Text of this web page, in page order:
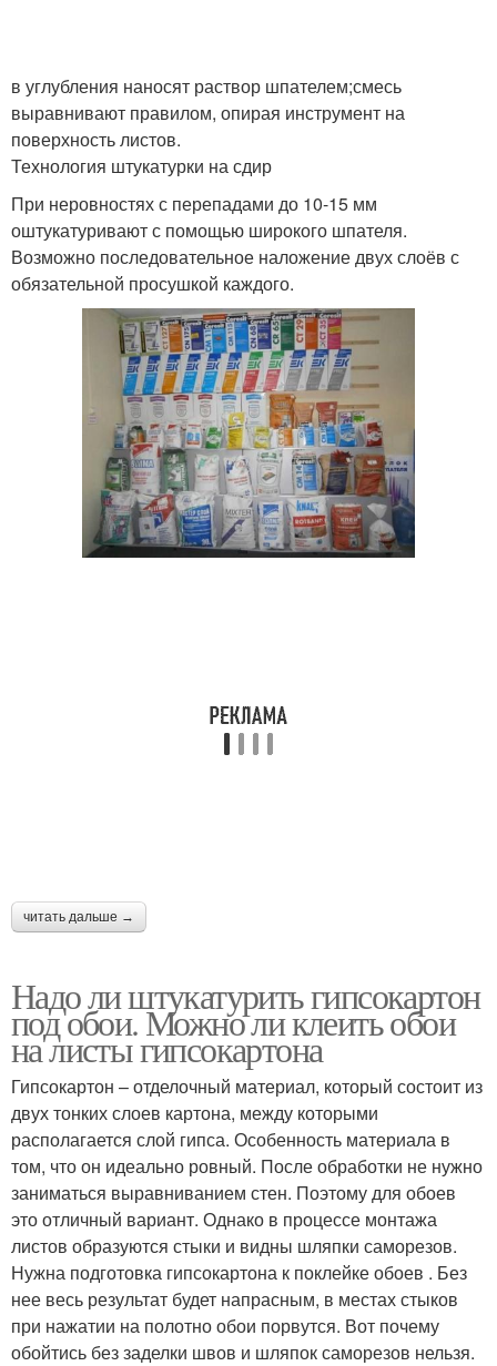
в углубления наносят раствор шпателем;смесь
выравнивают правилом, опирая инструмент на
поверхность листов.
Технология штукатурки на сдир
При неровностях с перепадами до 10-15 мм
оштукатуривают с помощью широкого шпателя.
Возможно последовательное наложение двух слоёв с
обязательной просушкой каждого.
читать дальше →
Надо ли штукатурить гипсокартон
под обои. Можно ли клеить обои
на листы гипсокартона
Гипсокартон – отделочный материал, который состоит из
двух тонких слоев картона, между которыми
располагается слой гипса. Особенность материала в
том, что он идеально ровный. После обработки не нужно
заниматься выравниванием стен. Поэтому для обоев
это отличный вариант. Однако в процессе монтажа
листов образуются стыки и видны шляпки саморезов.
Нужна подготовка гипсокартона к поклейке обоев . Без
нее весь результат будет напрасным, в местах стыков
при нажатии на полотно обои порвутся. Вот почему
обойтись без заделки швов и шляпок саморезов нельзя.